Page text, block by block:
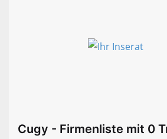
Cugy - Firmenliste mit 0